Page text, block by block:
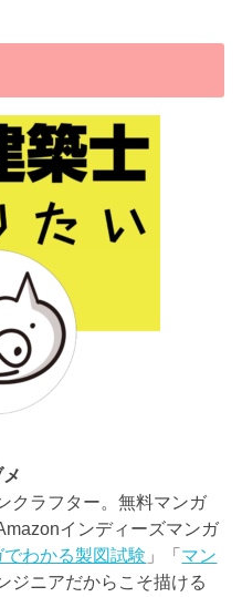
クラフター。無料マンガ
インディーズマンガ
でわかる製図試験 」「マン
ジニアだからこそ描ける